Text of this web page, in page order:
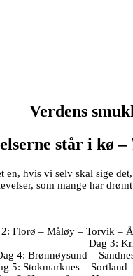
Verdens
står i kø –
en, hvis vi selv skal sige
som mange har
Florø – Måløy – Torvik –
Dag 3:
4: Brønnøysund –
5: Stokmarknes – Sortland